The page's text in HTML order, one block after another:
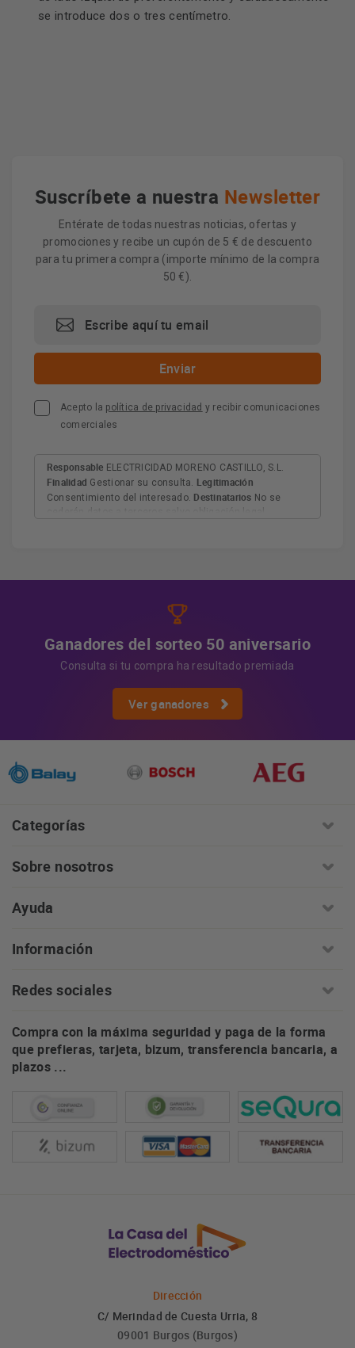
se introduce dos o tres centímetro.
Suscríbete a nuestra Newsletter
Entérate de todas nuestras noticias, ofertas y
promociones y recibe un cupón de 5 € de descuento
para tu primera compra (importe mínimo de la compra
50 €).
Acepto la política de privacidad y recibir comunicaciones
comerciales
Responsable ELECTRICIDAD MORENO CASTILLO, S.L.
Finalidad Gestionar su consulta. Legitimación
Consentimiento del interesado. Destinatarios No se
Ganadores del sorteo 50 aniversario
Consulta si tu compra ha resultado premiada
Ver ganadores
Categorías
Sobre nosotros
Ayuda
Información
Redes sociales
Compra con la máxima seguridad y paga de la forma
que prefieras, tarjeta, bizum, transferencia bancaria, a
plazos ...
Dirección
C/ Merindad de Cuesta Urria, 8
09001 Burgos (Burgos)